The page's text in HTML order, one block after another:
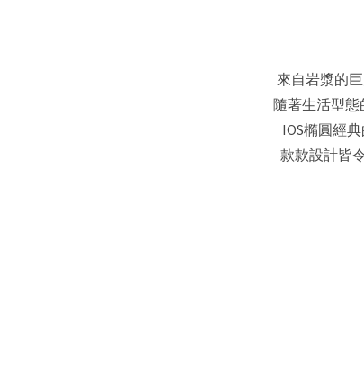
來自岩漿的
隨著生活型態
IOS橢圓經
款款設計皆